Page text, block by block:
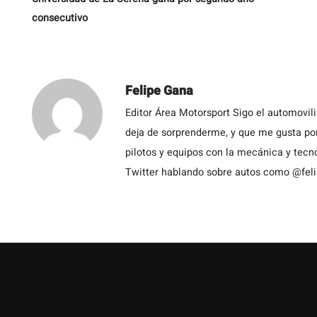
consecutivo
Felipe Gana
Editor Área Motorsport Sigo el
deja de sorprenderme, y que me gusta
pilotos y equipos con la mecánica y
Twitter hablando sobre autos como